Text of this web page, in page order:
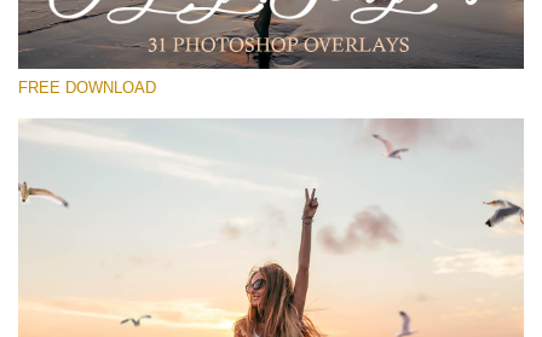
Flying Seagulls
(31 Overlays)
Sunlight Collection
(290 Overlays)
(1783 Overlays)
FREE DOWNLOAD